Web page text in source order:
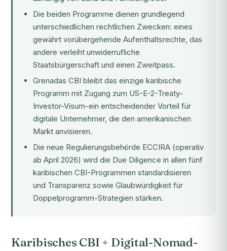
Die beiden Programme dienen grundlegend
unterschiedlichen rechtlichen Zwecken: eines
gewährt vorübergehende Aufenthaltsrechte, das
andere verleiht unwiderrufliche
Staatsbürgerschaft und einen Zweitpass.
Grenadas CBI bleibt das einzige karibische
Programm mit Zugang zum US-E-2-Treaty-
Investor-Visum-ein entscheidender Vorteil für
digitale Unternehmer, die den amerikanischen
Markt anvisieren.
Die neue Regulierungsbehörde ECCIRA (operativ
ab April 2026) wird die Due Diligence in allen fünf
karibischen CBI-Programmen standardisieren
und Transparenz sowie Glaubwürdigkeit für
Doppelprogramm-Strategien stärken.
Karibisches CBI + Digital-Nomad-